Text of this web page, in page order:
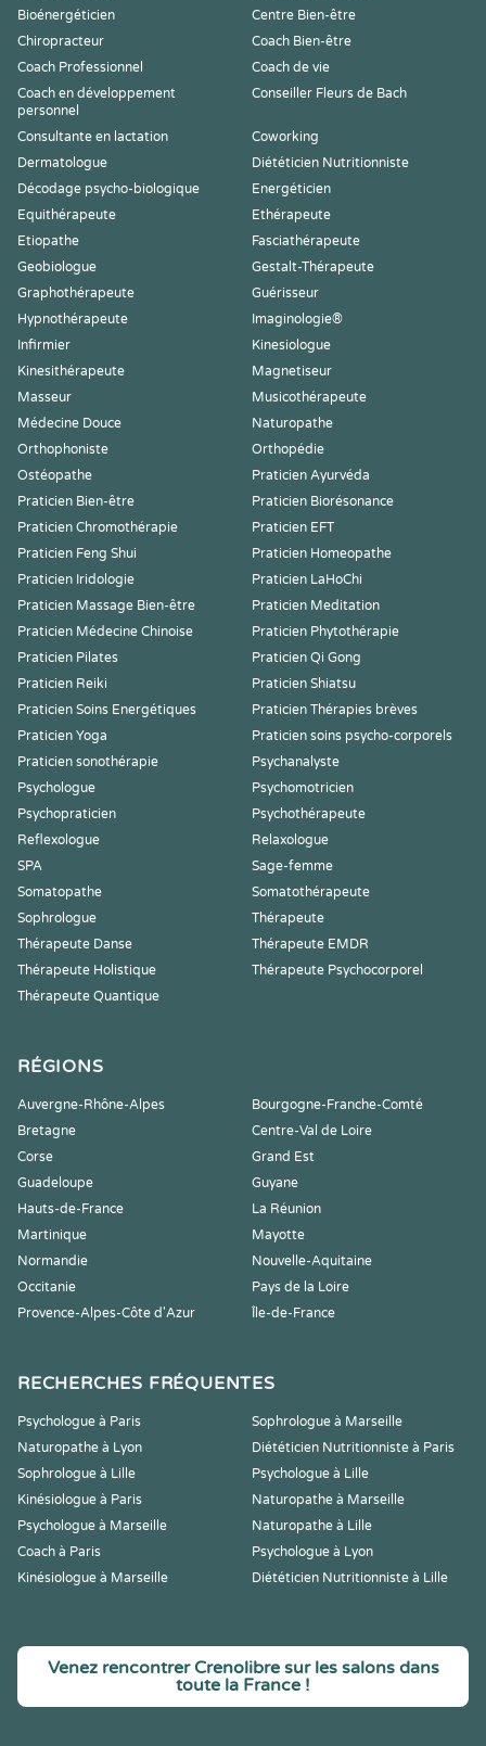
Bioénergéticien
Centre Bien-être
Chiropracteur
Coach Bien-être
Coach Professionnel
Coach de vie
Coach en développement
personnel
Conseiller Fleurs de Bach
Consultante en lactation
Coworking
Dermatologue
Diététicien Nutritionniste
Décodage psycho-biologique
Energéticien
Equithérapeute
Ethérapeute
Etiopathe
Fasciathérapeute
Geobiologue
Gestalt-Thérapeute
Graphothérapeute
Guérisseur
Hypnothérapeute
Imaginologie®
Infirmier
Kinesiologue
Kinesithérapeute
Magnetiseur
Masseur
Musicothérapeute
Médecine Douce
Naturopathe
Orthophoniste
Orthopédie
Ostéopathe
Praticien Ayurvéda
Praticien Bien-être
Praticien Biorésonance
Praticien Chromothérapie
Praticien EFT
Praticien Feng Shui
Praticien Homeopathe
Praticien Iridologie
Praticien LaHoChi
Praticien Massage Bien-être
Praticien Meditation
Praticien Médecine Chinoise
Praticien Phytothérapie
Praticien Pilates
Praticien Qi Gong
Praticien Reiki
Praticien Shiatsu
Praticien Soins Energétiques
Praticien Thérapies brèves
Praticien Yoga
Praticien soins psycho-corporels
Praticien sonothérapie
Psychanalyste
Psychologue
Psychomotricien
Psychopraticien
Psychothérapeute
Reflexologue
Relaxologue
SPA
Sage-femme
Somatopathe
Somatothérapeute
Sophrologue
Thérapeute
Thérapeute Danse
Thérapeute EMDR
Thérapeute Holistique
Thérapeute Psychocorporel
Thérapeute Quantique
RÉGIONS
Auvergne-Rhône-Alpes
Bourgogne-Franche-Comté
Bretagne
Centre-Val de Loire
Corse
Grand Est
Guadeloupe
Guyane
Hauts-de-France
La Réunion
Martinique
Mayotte
Normandie
Nouvelle-Aquitaine
Occitanie
Pays de la Loire
Provence-Alpes-Côte d'Azur
Île-de-France
RECHERCHES FRÉQUENTES
Psychologue à Paris
Sophrologue à Marseille
Naturopathe à Lyon
Diététicien Nutritionniste à Paris
Sophrologue à Lille
Psychologue à Lille
Kinésiologue à Paris
Naturopathe à Marseille
Psychologue à Marseille
Naturopathe à Lille
Coach à Paris
Psychologue à Lyon
Kinésiologue à Marseille
Diététicien Nutritionniste à Lille
Venez rencontrer Crenolibre sur les salons dans
toute la France !